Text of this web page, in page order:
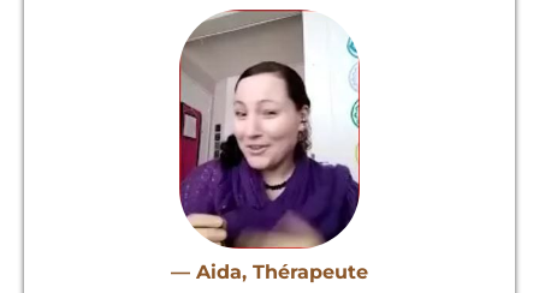
— Aida, Thérapeute